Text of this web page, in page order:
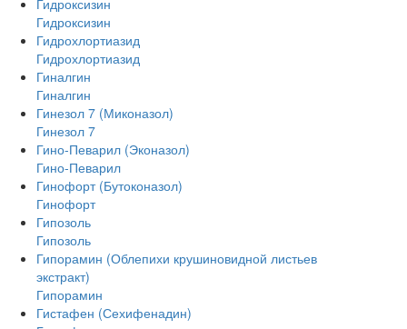
Гидроксизин
Гидроксизин
Гидрохлортиазид
Гидрохлортиазид
Гиналгин
Гиналгин
Гинезол 7 (Миконазол)
Гинезол 7
Гино-Певарил (Эконазол)
Гино-Певарил
Гинофорт (Бутоконазол)
Гинофорт
Гипозоль
Гипозоль
Гипорамин (Облепихи крушиновидной листьев
экстракт)
Гипорамин
Гистафен (Сехифенадин)